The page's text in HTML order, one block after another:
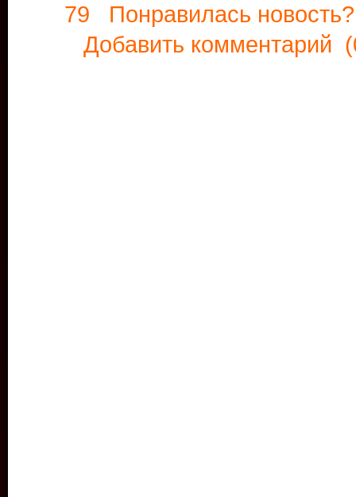
79 Понравилась
Добавить комментарий